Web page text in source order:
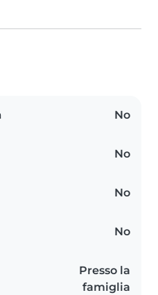
No
No
No
No
Presso la
famiglia